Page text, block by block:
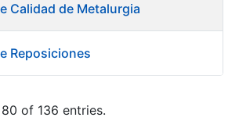
Calidad de Metalurgia
Reposiciones
of 136 entries.